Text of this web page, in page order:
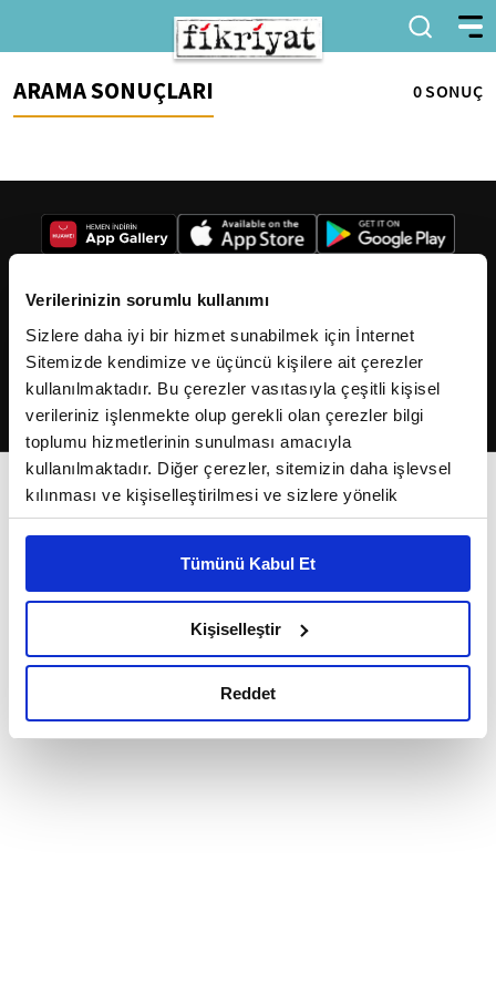
Verilerinizin sorumlu kullanımı
Sizlere daha iyi bir hizmet sunabilmek için İnternet
Sitemizde kendimize ve üçüncü kişilere ait çerezler
kullanılmaktadır. Bu çerezler vasıtasıyla çeşitli kişisel
verileriniz işlenmekte olup gerekli olan çerezler bilgi
toplumu hizmetlerinin sunulması amacıyla
kullanılmaktadır. Diğer çerezler, sitemizin daha işlevsel
kılınması ve kişiselleştirilmesi ve sizlere yönelik
reklam/pazarlama faaliyetlerinin yapılması, amaçlarıyla
Çerezlere ilişkin tercihlerinizi çerez paneli vasıtasıyla
belirleyebilirsiniz. Çerezlere ilişkin detaylı bilgi için
Ayarlar butonuna tıklayabilir,Çerez Bilgilendirme
Metnimizi ziyaret edebilirsiniz.
okumak ve sitemizi ziyaretiniz kapsamında
Tümünü Kabul Et
Kişiselleştir
Reddet
ARAMA SONUÇLARI 0 SONUÇ
2026Fikriyat. Tüm hakları saklıdır.